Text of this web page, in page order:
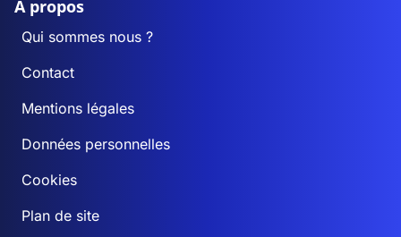
A propos
Qui sommes nous ?
Contact
Mentions légales
Données personnelles
Cookies
Plan de site